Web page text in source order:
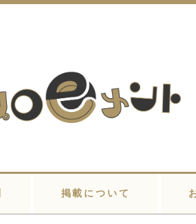
掲載について